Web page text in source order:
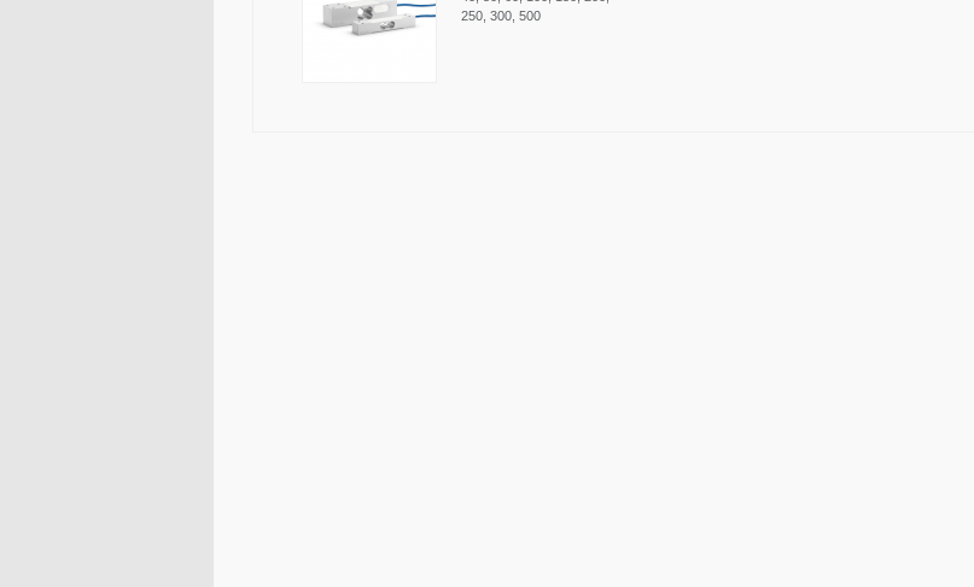
250, 300, 500